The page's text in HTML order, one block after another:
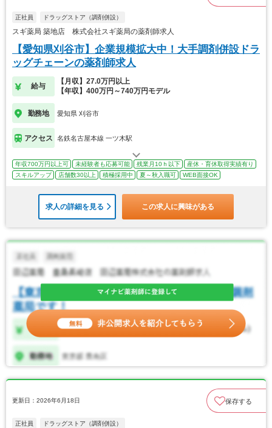
正社員 ドラッグストア（調剤併設）
スギ薬局 築地店 株式会社スギ薬局の薬剤師求人
【愛知県刈谷市】企業規模拡大中！大手調剤併設ドラ
ッグチェーンの薬剤師求人
給与
【月収】27.0万円以上
【年収】400万円～740万円モデル
勤務地 愛知県 刈谷市
アクセス 名鉄名古屋本線 一ツ木駅
年収700万円以上可 未経験者も応募可能 残業月10ｈ以下
産休・育休取得実績有り
スキルアップ
店舗数30以上 積極採用中 夏～秋入職可 WEB面接OK
求人の詳細を見る この求人に興味がある
更新日：2026年6月18日 保存する
正社員 ドラッグストア（調剤併設）